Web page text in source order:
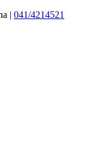
| 041/4214521